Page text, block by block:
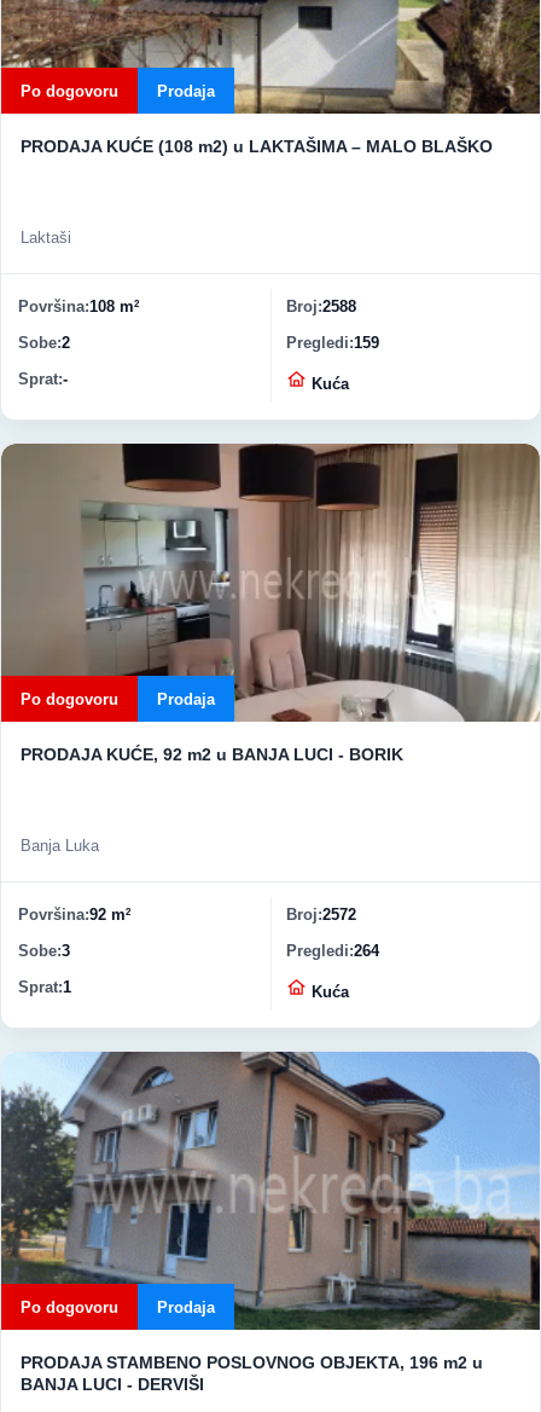
Po dogovoru Prodaja
PRODAJA KUĆE (108 m2) u LAKTAŠIMA – MALO BLAŠKO
Laktaši
Površina 108 m2 Broj 2588
Sobe 2 Pregledi 159
Sprat - Vrsta nekretnine
Kuća
Po dogovoru Prodaja
PRODAJA KUĆE, 92 m2 u BANJA LUCI - BORIK
Banja Luka
Površina 92 m2 Broj 2572
Sobe 3 Pregledi 264
Sprat 1 Vrsta nekretnine
Kuća
Po dogovoru Prodaja
PRODAJA STAMBENO POSLOVNOG OBJEKTA, 196 m2 u
BANJA LUCI - DERVIŠI